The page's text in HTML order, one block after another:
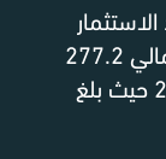
الأجنبي المباشر بنهاية عام 2024 بإجمالي 277.2
مقارنة بالفترة نفسها من 2023 حيث بلغ